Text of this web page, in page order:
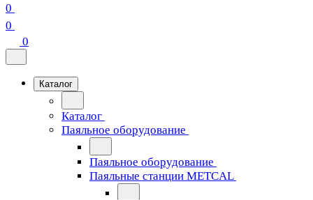
0
0
0
Каталог
Каталог
Паяльное оборудование
Паяльное оборудование
Паяльные станции METCAL